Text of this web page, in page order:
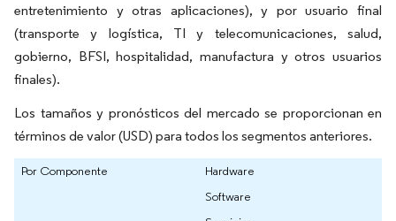
entretenimiento y otras aplicaciones), y por usuario final
(transporte y logística, TI y telecomunicaciones, salud,
gobierno, BFSI, hospitalidad, manufactura y otros usuarios
finales).
Los tamaños y pronósticos del mercado se proporcionan en
términos de valor (USD) para todos los segmentos anteriores.
Por Componente
Hardware
Software